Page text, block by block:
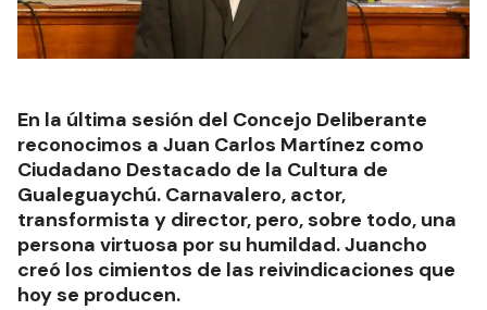
En la última sesión del Concejo Deliberante
reconocimos a Juan Carlos Martínez como
Ciudadano Destacado de la Cultura de
Gualeguaychú. Carnavalero, actor,
transformista y director, pero, sobre todo, una
persona virtuosa por su humildad. Juancho
creó los cimientos de las reivindicaciones que
hoy se producen.